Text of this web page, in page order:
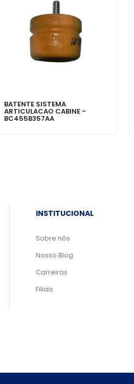
BATENTE SISTEMA
ARTICULACAO CABINE -
BC455B357AA
INSTITUCIONAL
Sobre nós
Nosso Blog
Carreiras
Filiais